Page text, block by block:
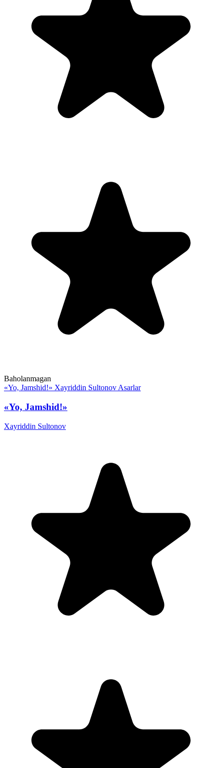
Baholanmagan
«Yo, Jamshid!» Xayriddin SultonovAsarlar
«Yo, Jamshid!»
Xayriddin Sultonov